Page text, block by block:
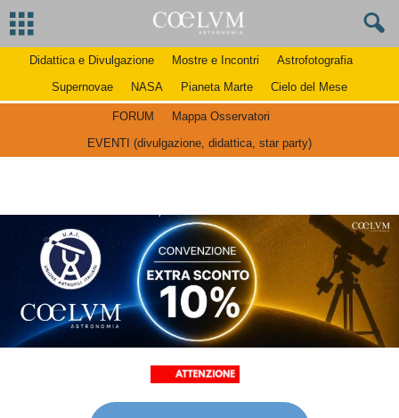
Didattica e Divulgazione Mostre e Incontri
Astrofotografia
Supernovae
NASA Pianeta Marte Cielo del Mese
FORUM
Mappa Osservatori
EVENTI (divulgazione, didattica, star party)